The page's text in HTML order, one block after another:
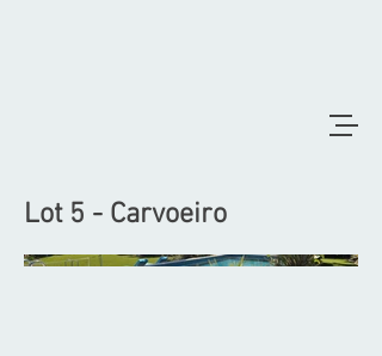
Lot 5 - Carvoeiro